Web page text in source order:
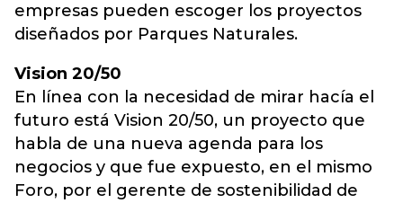
empresas pueden escoger los proyectos
diseñados por Parques Naturales.
Vision 20/50
En línea con la necesidad de mirar hacía el
futuro está Vision 20/50, un proyecto que
habla de una nueva agenda para los
negocios y que fue expuesto, en el mismo
Foro, por el gerente de sostenibilidad de